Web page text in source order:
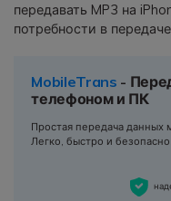
передавать MP3 на
потребности в
MobileTrans -
телефоном и ПК
Простая передача
Легко, быстро и безопасно.